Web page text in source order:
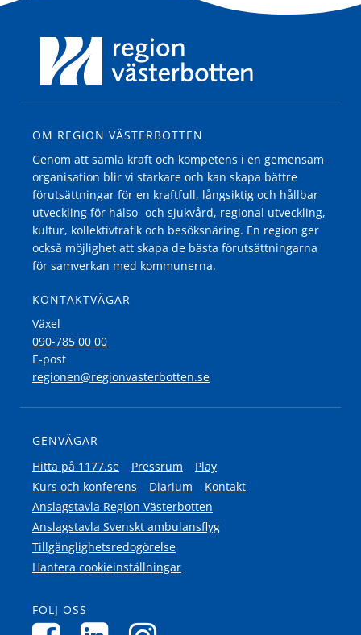
OM REGION VÄSTERBOTTEN
Genom att samla kraft och kompetens i en gemensam
organisation blir vi starkare och kan skapa bättre
förutsättningar för en kraftfull, långsiktig och hållbar
utveckling för hälso- och sjukvård, regional utveckling,
kultur, kollektivtrafik och besöksnäring. En region ger
också möjlighet att skapa de bästa förutsättningarna
för samverkan med kommunerna.
KONTAKTVÄGAR
Växel
090-785 00 00
E-post
regionen@regionvasterbotten.se
GENVÄGAR
Hitta på 1177.se
Pressrum
Play
Kurs och konferens
Diarium
Kontakt
Anslagstavla Region Västerbotten
Anslagstavla Svenskt ambulansflyg
Tillgänglighetsredogörelse
Hantera cookieinställningar
FÖLJ OSS